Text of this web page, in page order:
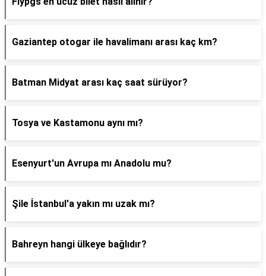
Gaziantep otogar ile havalimanı arası kaç km?
Batman Midyat arası kaç saat sürüyor?
Tosya ve Kastamonu aynı mı?
Esenyurt'un Avrupa mı Anadolu mu?
Şile İstanbul'a yakın mı uzak mı?
Bahreyn hangi ülkeye bağlıdır?